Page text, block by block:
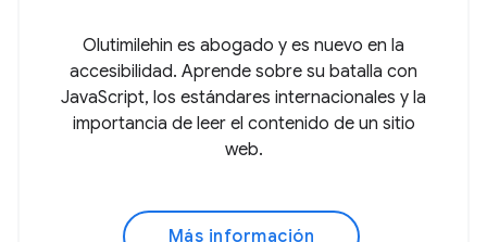
Olutimilehin es abogado y es nuevo en la
accesibilidad. Aprende sobre su batalla con
JavaScript, los estándares internacionales y la
importancia de leer el contenido de un sitio
web.
Más información